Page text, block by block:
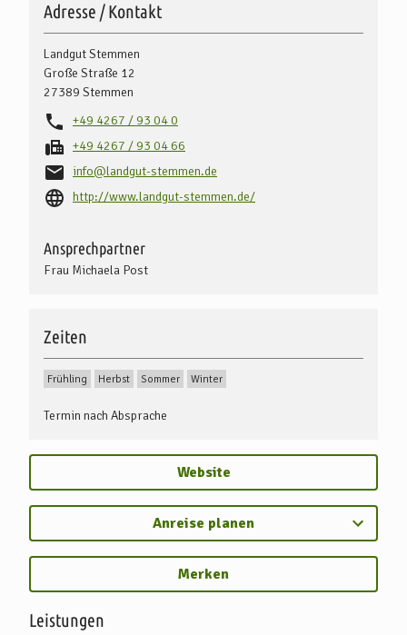
Leistungen
Adresse / Kontakt
Landgut Stemmen
Große Straße 12
27389 Stemmen
+49 4267 / 93 04 0
+49 4267 / 93 04 66
info@landgut-stemmen.de
http://www.landgut-stemmen.de/
Ansprechpartner
Frau Michaela Post
Zeiten
Frühling Herbst Sommer Winter
Termin nach Absprache
Website
Anreise planen
Merken